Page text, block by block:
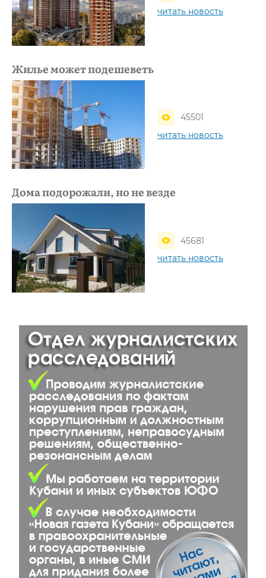
читать новость
Жилье может подешеветь
45501
читать новость
Дома подорожали, но не везде
45681
читать новость